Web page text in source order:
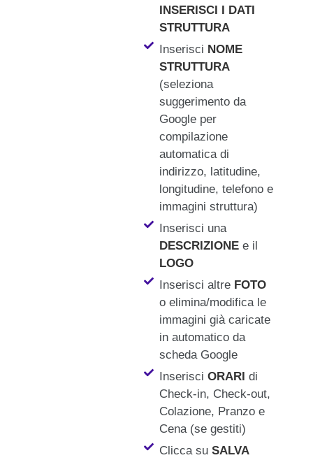
INSERISCI I DATI
STRUTTURA
Inserisci NOME
STRUTTURA
(seleziona
suggerimento da
Google per
compilazione
automatica di
indirizzo, latitudine,
longitudine, telefono e
immagini struttura)
Inserisci una
DESCRIZIONE e il
LOGO
Inserisci altre FOTO
o elimina/modifica le
immagini già caricate
in automatico da
scheda Google
InserisciORARI di
Check-in, Check-out,
Colazione, Pranzo e
Cena (se gestiti)
Clicca suSALVA